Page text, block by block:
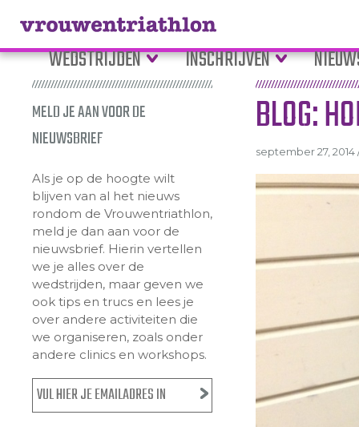
WEDSTRIJDEN INSCHRIJVEN
MELD JE AAN VOOR DE
NIEUWSBRIEF
Als je op de hoogte wilt
blijven van al het nieuws
rondom de Vrouwentriathlon,
meld je dan aan voor de
nieuwsbrief. Hierin vertellen
we je alles over de
wedstrijden, maar geven we
ook tips en trucs en lees je
over andere activiteiten die
we organiseren, zoals onder
andere clinics en workshops.
BLOG:
september 27, 2014